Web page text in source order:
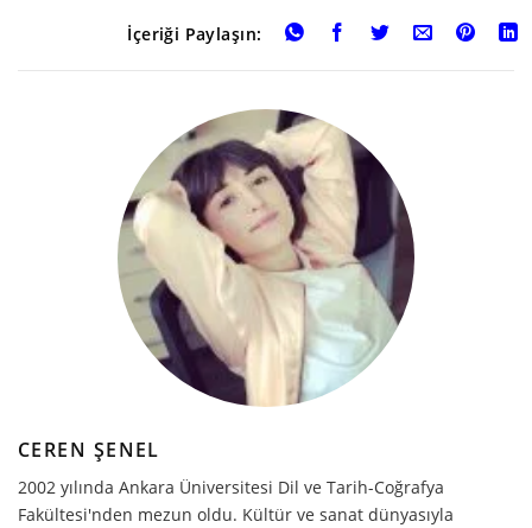
İçeriği Paylaşın:
CEREN ŞENEL
2002 yılında Ankara Üniversitesi Dil ve Tarih-Coğrafya
Fakültesi'nden mezun oldu. Kültür ve sanat dünyasıyla